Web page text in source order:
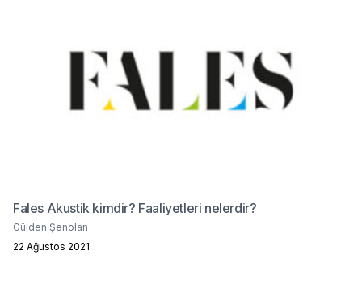
Fales Akustik kimdir? Faaliyetleri nelerdir?
Gülden Şenolan
22 Ağustos 2021